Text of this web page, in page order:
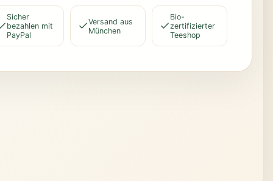
Sicher
bezahlen mit
PayPal
Versand aus
München
Bio-
zertifizierter
Teeshop